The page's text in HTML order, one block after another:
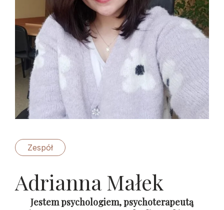
Zespół
Adrianna Małek
Jestem psychologiem, psychoterapeutą